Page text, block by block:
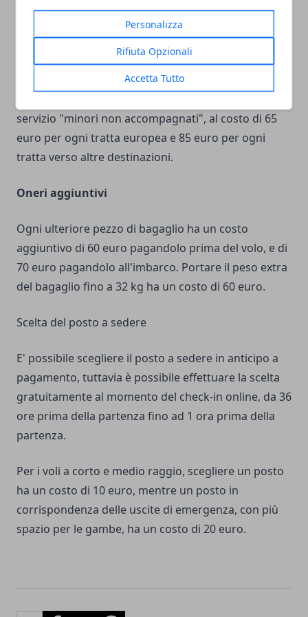
Personalizza
Rifiuta Opzionali
Accetta Tutto
per il minore e quello per l'adulto devono essere
acquistati nello stesso momento.
Ai bambini tra 5 e 17 anni, che viaggiano senza
servizio "minori non accompagnati", al costo di 65
euro per ogni tratta europea e 85 euro per ogni
tratta verso altre destinazioni.
Oneri aggiuntivi
Ogni ulteriore pezzo di bagaglio ha un costo
aggiuntivo di 60 euro pagandolo prima del volo, e di
70 euro pagandolo all'imbarco. Portare il peso extra
del bagaglio fino a 32 kg ha un costo di 60 euro.
Scelta del posto a sedere
E' possibile scegliere il posto a sedere in anticipo a
pagamento, tuttavia è possibile effettuare la scelta
gratuitamente al momento del check-in online, da 36
ore prima della partenza fino ad 1 ora prima della
partenza.
Per i voli a corto e medio raggio, scegliere un posto
ha un costo di 10 euro, mentre un posto in
corrispondenza delle uscite di emergenza, con più
spazio per le gambe, ha un costo di 20 euro.